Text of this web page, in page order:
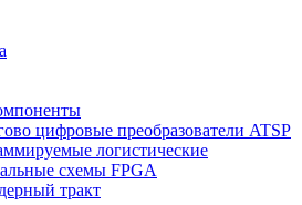
цифровые преобразователи ATSP
логистические
схемы FPGA
тракт